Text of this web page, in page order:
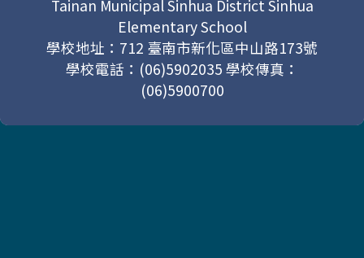
Tainan Municipal Sinhua District Sinhua
Elementary School
學校地址：712 臺南市新化區中山路173號
學校電話：(06)5902035 學校傳真：
(06)5900700